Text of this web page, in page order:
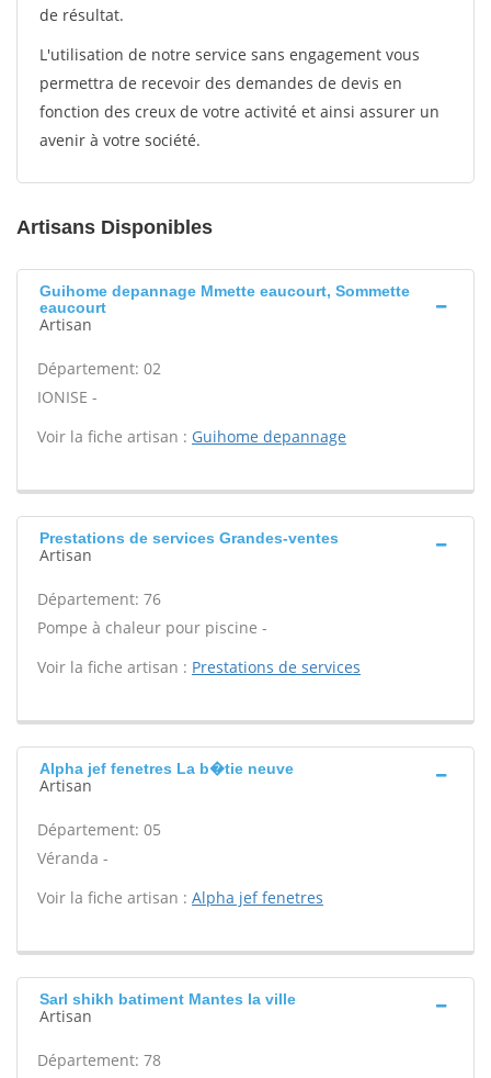
de résultat.
L'utilisation de notre service sans engagement vous
permettra de recevoir des demandes de devis en
fonction des creux de votre activité et ainsi assurer un
avenir à votre société.
Artisans Disponibles
Guihome depannage Mmette eaucourt, Sommette
eaucourt
Artisan
Département: 02
IONISE -
Voir la fiche artisan : Guihome depannage
Prestations de services Grandes-ventes
Artisan
Département: 76
Pompe à chaleur pour piscine -
Voir la fiche artisan : Prestations de services
Alpha jef fenetres La b�tie neuve
Artisan
Département: 05
Véranda -
Voir la fiche artisan : Alpha jef fenetres
Sarl shikh batiment Mantes la ville
Artisan
Département: 78